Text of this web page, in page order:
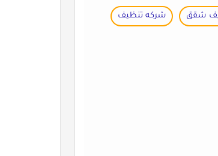
شقق شركه تنظيف